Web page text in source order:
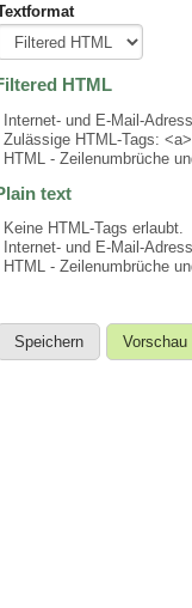
HTML
Internet- und E-Mail-
Zulässige HTML-Tags:
HTML - Zeilenumbrüche
text
Keine HTML-Tags erlaubt.
Internet- und E-Mail-
HTML - Zeilenumbrüche